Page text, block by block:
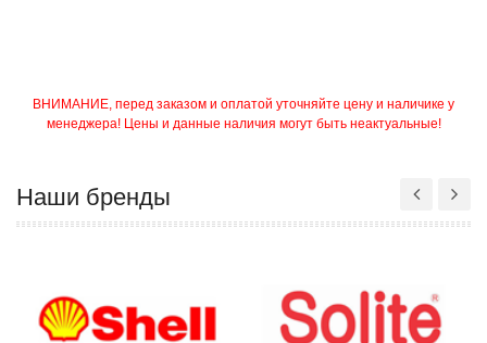
ВНИМАНИЕ, перед заказом и оплатой уточняйте цену и наличике у
менеджера! Цены и данные наличия могут быть неактуальные!
Наши бренды